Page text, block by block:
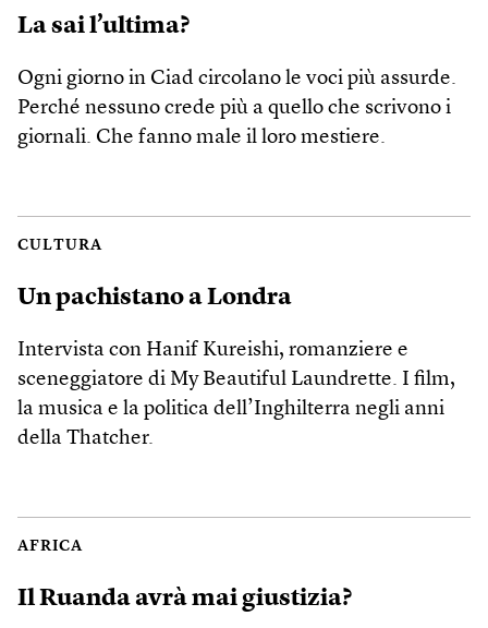
La sai l’ultima?
Ogni giorno in Ciad circolano le voci più assurde.
Perché nessuno crede più a quello che scrivono i
giornali. Che fanno male il loro mestiere.
CULTURA
Un pachistano a Londra
Intervista con Hanif Kureishi, romanziere e
sceneggiatore di My Beautiful Laundrette. I film,
la musica e la politica dell’Inghilterra negli anni
della Thatcher.
AFRICA
Il Ruanda avrà mai giustizia?